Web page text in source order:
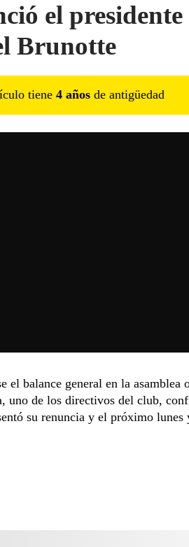
el
Brunotte
tiene 4 años de antigüedad
el balance general en la
uno de los directivos del club,
su renuncia y el próximo lunes